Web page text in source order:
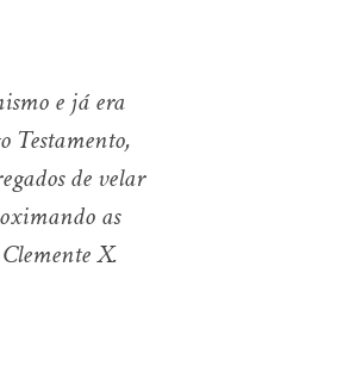
e já era
Testamento,
de velar
as
X.